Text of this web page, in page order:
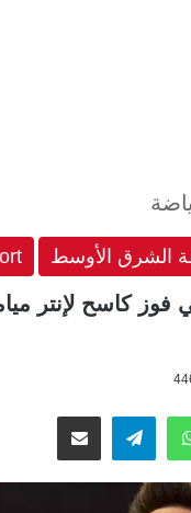
الشرق الأوسط
كاسح لإنتر
واتسابتيلقراممشاركة عبر البريد